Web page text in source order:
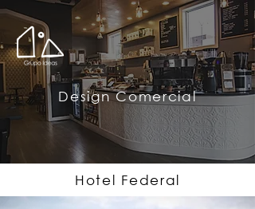
Design Comercial
Hotel Federal